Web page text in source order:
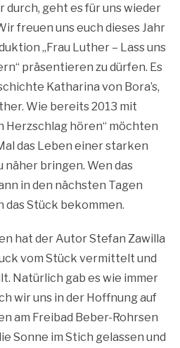
geht es für uns wieder
freuen uns euch dieses Jahr
„Frau Luther – Lass uns
präsentieren zu dürfen. Es
Katharina von Bora’s,
Wie bereits 2013 mit
Herzschlag hören“ möchten
das Leben einer starken
näher bringen. Wen das
in den nächsten Tagen
Stück bekommen.
hat der Autor Stefan Zawilla
vom Stück vermittelt und
Natürlich gab es wie immer
wir uns in der Hoffnung auf
am Freibad Beber-Rohrsen
Sonne im Stich gelassen und